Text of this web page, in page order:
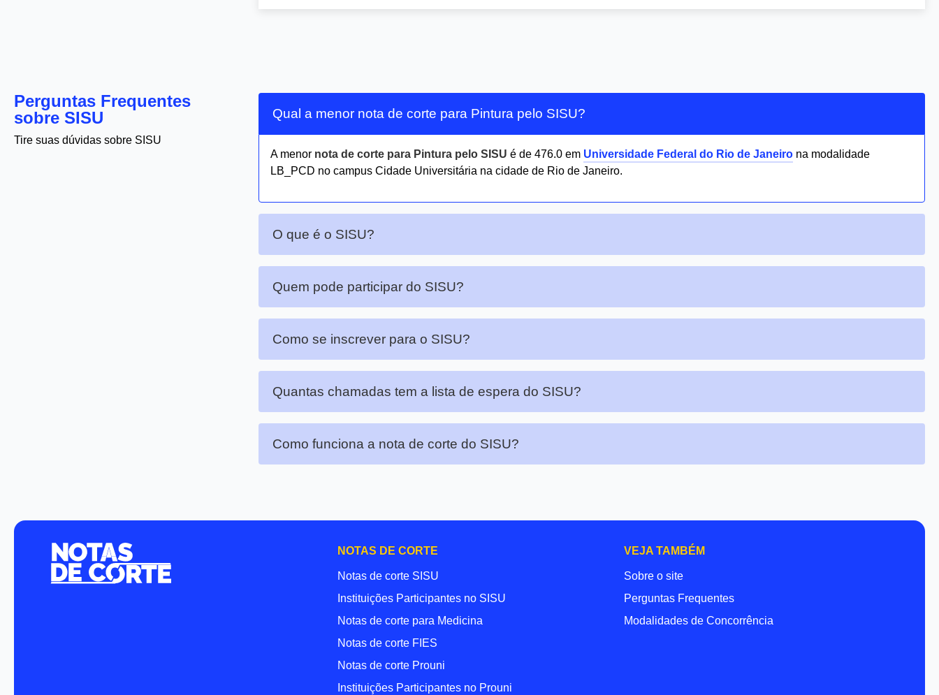
Perguntas Frequentes
sobre SISU
Tire suas dúvidas sobre SISU
Qual a menor nota de corte para Pintura pelo SISU?
A menor nota de corte para Pintura pelo SISU é de 476.0 em Universidade Federal do Rio de Janeiro na modalidade
LB_PCD no campus Cidade Universitária na cidade de Rio de Janeiro.
O que é o SISU?
Quem pode participar do SISU?
Como se inscrever para o SISU?
Quantas chamadas tem a lista de espera do SISU?
Como funciona a nota de corte do SISU?
NOTAS DE CORTE
Notas de corte SISU
Instituições Participantes no SISU
Notas de corte para Medicina
Notas de corte FIES
Notas de corte Prouni
Instituições Participantes no Prouni
VEJA TAMBÉM
Sobre o site
Perguntas Frequentes
Modalidades de Concorrência